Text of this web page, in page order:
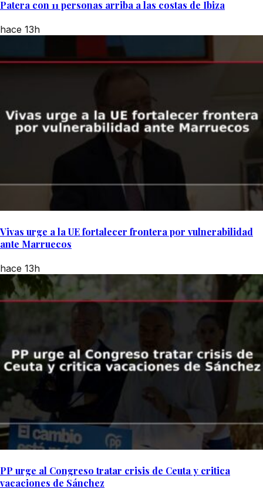
Patera con 11 personas arriba a las costas de Ibiza
hace 13h
Vivas urge a la UE fortalecer frontera por vulnerabilidad
ante Marruecos
hace 13h
PP urge al Congreso tratar crisis de Ceuta y critica
vacaciones de Sánchez